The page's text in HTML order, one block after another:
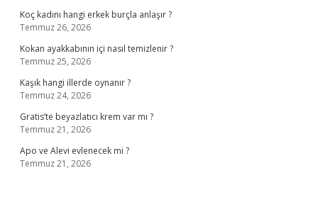
Koç kadını hangi erkek burçla anlaşır ?
Temmuz 26, 2026
Kokan ayakkabının içi nasıl temizlenir ?
Temmuz 25, 2026
Kaşık hangi illerde oynanır ?
Temmuz 24, 2026
Gratis’te beyazlatıcı krem var mı ?
Temmuz 21, 2026
Apo ve Alevi evlenecek mi ?
Temmuz 21, 2026